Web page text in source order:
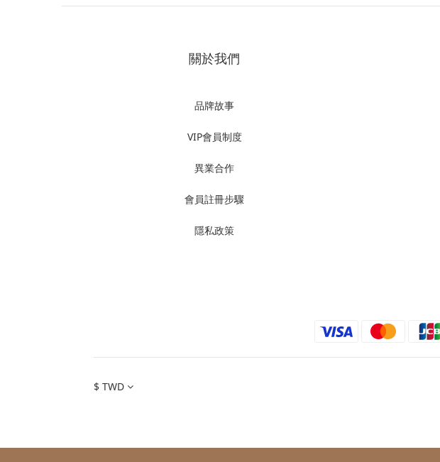
關於我們
品牌故事
VIP會員制度
異業合作
會員註冊步驟
隱私政策
$ TWD